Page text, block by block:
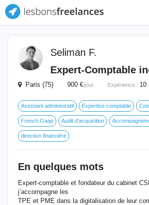
Seliman F.
Expert-Comptable
Paris (75) 900 €/jour Expérience :
Assistant administratif Expertise comptable
French Gaap Audit d'acquisition
direction financière
En quelques mots
Expert-comptable et fondateur du cabinet
j’accompagne les
TPE et PME dans la digitalisation de leur